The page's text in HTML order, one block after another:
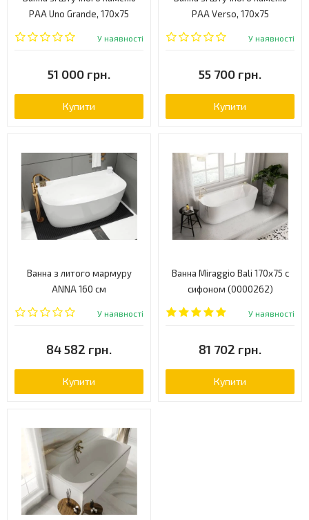
PAA Uno Grande, 170x75
(VAUNOGR/00+PAUNOGRM/00)
У наявності
51 000 грн.
Купити
PAA Verso, 170x75
(VAVER/00)
У наявності
55 700 грн.
Купити
Ванна з литого мармуру
ANNA 160 см
У наявності
84 582 грн.
Купити
Ванна Miraggio Bali 170х75 c
сифоном (0000262)
У наявності
81 702 грн.
Купити